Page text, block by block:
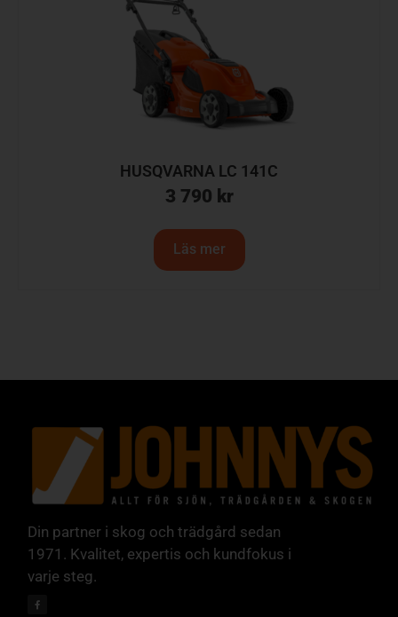
HUSQVARNA LC 141C
3 790 kr
Läs mer
Din partner i skog och trädgård sedan
1971. Kvalitet, expertis och kundfokus i
varje steg.